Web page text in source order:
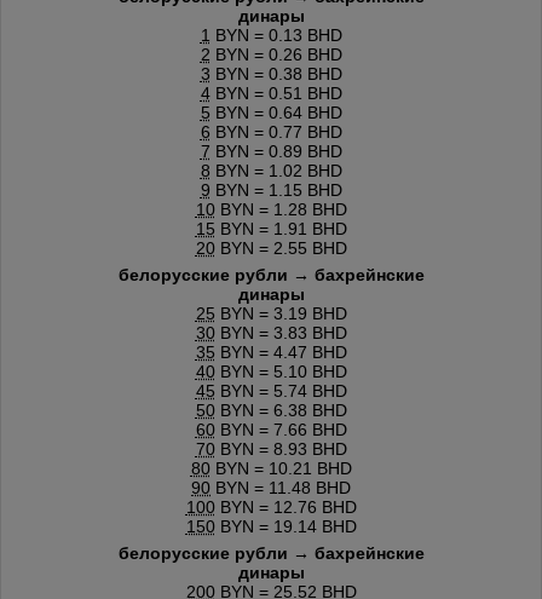
динары
1 BYN = 0.13 BHD
2 BYN = 0.26 BHD
3 BYN = 0.38 BHD
4BYN = 0.51 BHD
5 BYN = 0.64 BHD
6 BYN = 0.77 BHD
7 BYN = 0.89 BHD
8 BYN = 1.02 BHD
9 BYN = 1.15 BHD
10BYN = 1.28 BHD
15 BYN = 1.91 BHD
20BYN = 2.55 BHD
белорусские рубли → бахрейнские
динары
25 BYN = 3.19 BHD
30BYN = 3.83 BHD
35 BYN = 4.47 BHD
40BYN = 5.10 BHD
45 BYN = 5.74 BHD
50BYN = 6.38 BHD
60BYN = 7.66 BHD
70BYN = 8.93 BHD
80BYN = 10.21 BHD
90 BYN = 11.48 BHD
100BYN = 12.76 BHD
150BYN = 19.14 BHD
белорусские рубли → бахрейнские
динары
200BYN = 25.52 BHD